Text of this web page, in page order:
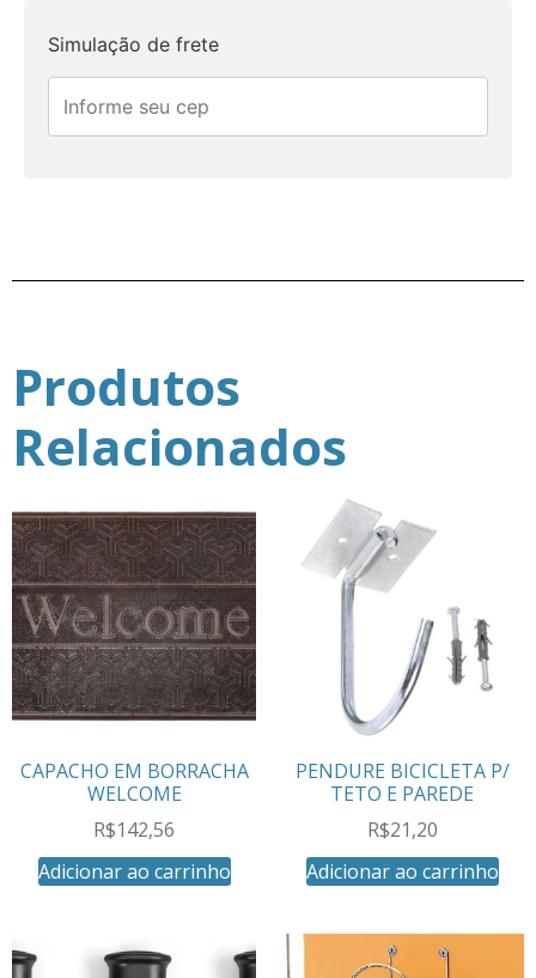
Simulação de frete
Produtos
Relacionados
CAPACHO EM BORRACHA
WELCOME
R$142,56
Adicionar ao carrinho
PENDURE BICICLETA P/
TETO E PAREDE
R$21,20
Adicionar ao carrinho